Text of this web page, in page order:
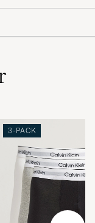
till
3-PACK